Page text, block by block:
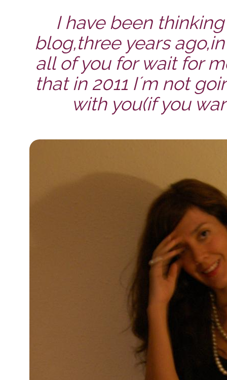
I have been
blog,three years
all of you for wait for
that in 2011 I´m not
with you(if you